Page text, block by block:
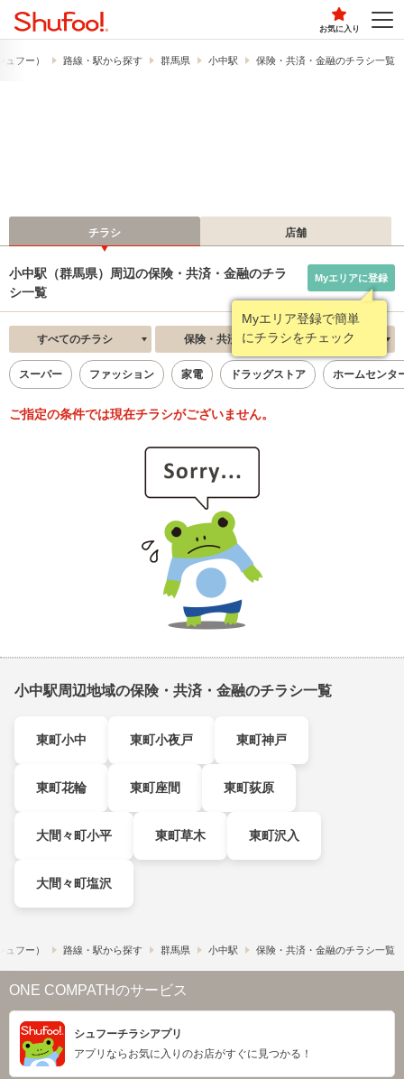
お気に入り
フー） 路線・駅から探す 群馬県 小中駅 保険・共済・金融のチラシ一覧
チラシ 店舗
小中駅（群馬県）周辺の保険・共済・金融のチラ
シ一覧
Myエリア登録で簡単
にチラシをチェック
Myエリアに登録
すべてのチラシ 保険・共済・金融 新着順
スーパー ファッション 家電 ドラッグストア ホームセンタ
ご指定の条件では現在チラシがございません。
小中駅周辺地域の保険・共済・金融のチラシ一覧
東町小中 東町小夜戸 東町神戸
東町花輪 東町座間 東町荻原
大間々町小平 東町草木 東町沢入
大間々町塩沢
フー） 路線・駅から探す 群馬県 小中駅 保険・共済・金融のチラシ一覧
ONE COMPATHのサービス
シュフーチラシアプリ
アプリならお気に入りのお店がすぐに見つかる！